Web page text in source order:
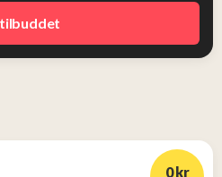
tilbuddet
0 kr